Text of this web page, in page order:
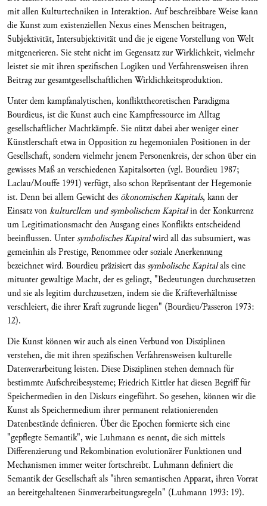
mit allen Kulturtechniken in Interaktion. Auf beschreibbare Weise kann
die Kunst zum existenziellen Nexus eines Menschen beitragen,
Subjektivität, Intersubjektivität und die je eigene Vorstellung von Welt
mitgenerieren. Sie steht nicht im Gegensatz zur Wirklichkeit, vielmehr
leistet sie mit ihren spezifischen Logiken und Verfahrensweisen ihren
Beitrag zur gesamtgesellschaftlichen Wirklichkeitsproduktion.
Unter dem kampfanalytischen, konflikttheoretischen Paradigma
Bourdieus, ist die Kunst auch eine Kampfressource im Alltag
gesellschaftlicher Machtkämpfe. Sie nützt dabei aber weniger einer
Künstlerschaft etwa in Opposition zu hegemonialen Positionen in der
Gesellschaft, sondern vielmehr jenem Personenkreis, der schon über ein
gewisses Maß an verschiedenen Kapitalsorten (vgl. Bourdieu 1987;
Laclau/Mouffe 1991) verfügt, also schon Repräsentant der Hegemonie
ist. Denn bei allem Gewicht des ökonomischen Kapitals, kann der
Einsatz vonkulturellem und symbolischem Kapitalin der Konkurrenz
um Legitimationsmacht den Ausgang eines Konflikts entscheidend
beeinflussen. Untersymbolisches Kapitalwird all das subsumiert, was
gemeinhin als Prestige, Renommee oder soziale Anerkennung
bezeichnet wird. Bourdieu präzisiert dassymbolische Kapitalals eine
mitunter gewaltige Macht, der es gelingt, "Bedeutungen durchzusetzen
und sie als legitim durchzusetzen, indem sie die Kräfteverhältnisse
verschleiert, die ihrer Kraft zugrunde liegen" (Bourdieu/Passeron 1973:
12).
Die Kunst können wir auch als einen Verbund von Disziplinen
verstehen, die mit ihren spezifischen Verfahrensweisen kulturelle
Datenverarbeitung leisten. Diese Disziplinen stehen demnach für
bestimmte Aufschreibesysteme; Friedrich Kittler hat diesen Begriff für
Speichermedien in den Diskurs eingeführt. So gesehen, können wir die
Kunst als Speichermedium ihrer permanent relationierenden
Datenbestände definieren. Über die Epochen formierte sich eine
"gepflegte Semantik", wie Luhmann es nennt, die sich mittels
Differenzierung und Rekombination evolutionärer Funktionen und
Mechanismen immer weiter fortschreibt. Luhmann definiert die
Semantik der Gesellschaft als "ihren semantischen Apparat, ihren Vorrat
an bereitgehaltenen Sinnverarbeitungsregeln" (Luhmann 1993: 19).